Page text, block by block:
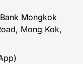
Mongkok
Mong Kok,